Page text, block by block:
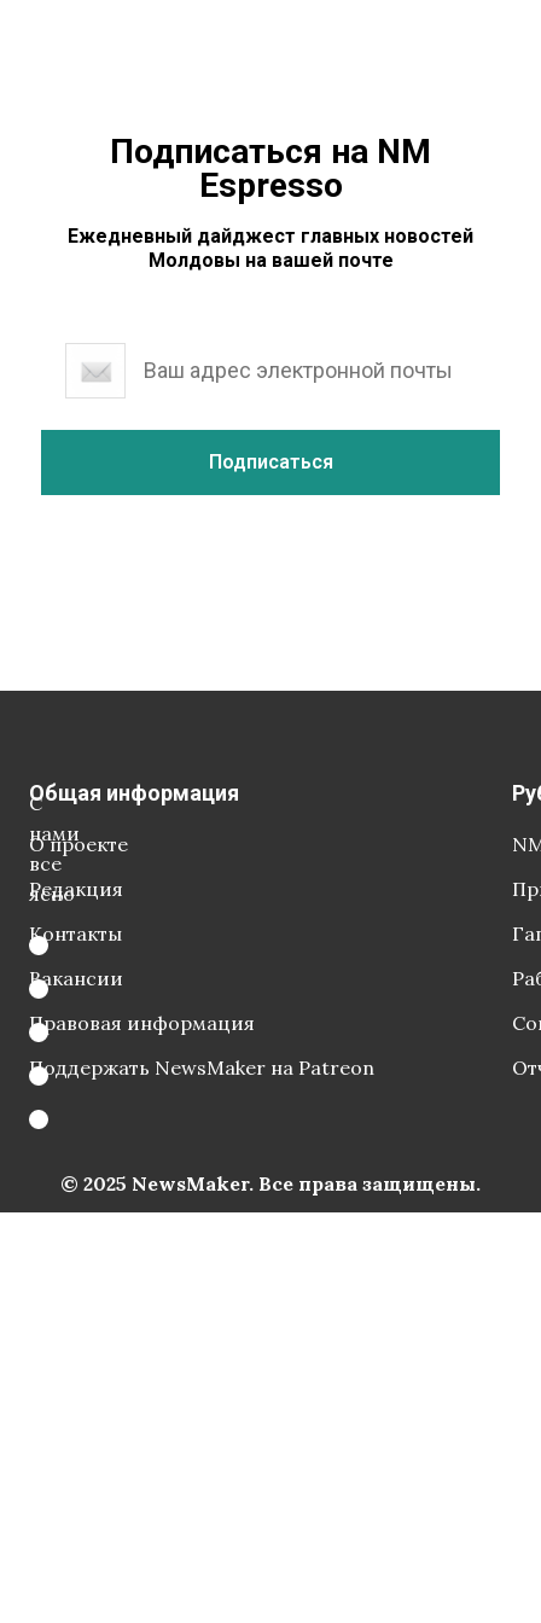
Подписаться на NM
Espresso
Ежедневный дайджест главных новостей
Молдовы на вашей почте
С
нами
все
ясно
Общая информация
О проекте
Редакция
Контакты
Вакансии
Правовая информация
Поддержать NewsMaker на Patreon
© 2025 NewsMaker. Все права защищены.